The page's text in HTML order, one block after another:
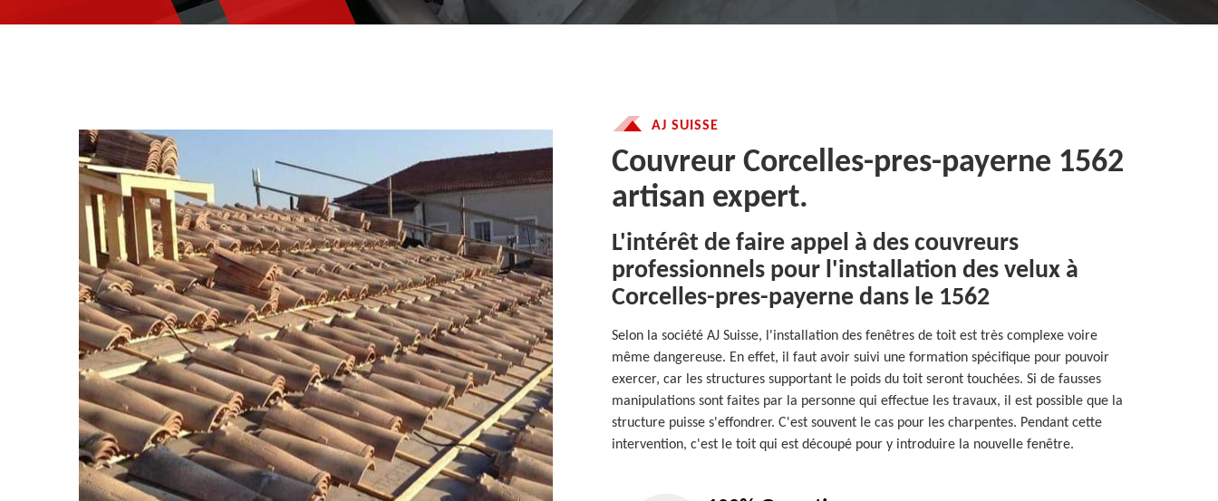
AJ SUISSE
Couvreur Corcelles-pres-payerne 1562
artisan expert.
L'intérêt de faire appel à des couvreurs
professionnels pour l'installation des velux à
Corcelles-pres-payerne dans le 1562
Selon la société AJ Suisse, l'installation des fenêtres de toit est très complexe voire
même dangereuse. En effet, il faut avoir suivi une formation spécifique pour pouvoir
exercer, car les structures supportant le poids du toit seront touchées. Si de fausses
manipulations sont faites par la personne qui effectue les travaux, il est possible que la
structure puisse s'effondrer. C'est souvent le cas pour les charpentes. Pendant cette
intervention, c'est le toit qui est découpé pour y introduire la nouvelle fenêtre.